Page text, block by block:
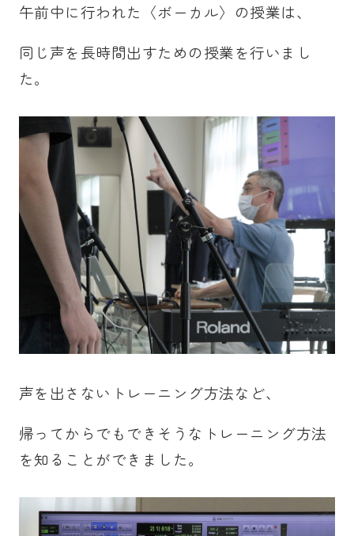
午前中に行われた〈ボーカル〉の授業は、
同じ声を長時間出すための授業を行いまし
た。
声を出さないトレーニング方法など、
帰ってからでもできそうなトレーニング方法
を知ることができました。